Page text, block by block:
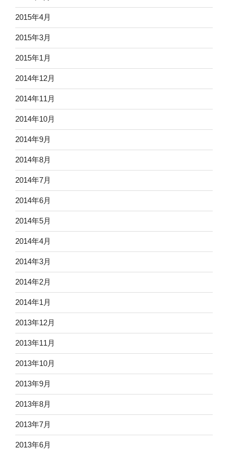
2015年4月
2015年3月
2015年1月
2014年12月
2014年11月
2014年10月
2014年9月
2014年8月
2014年7月
2014年6月
2014年5月
2014年4月
2014年3月
2014年2月
2014年1月
2013年12月
2013年11月
2013年10月
2013年9月
2013年8月
2013年7月
2013年6月